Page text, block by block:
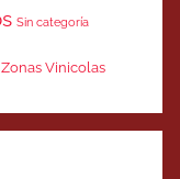
Sin categoría
Zonas Vinicolas